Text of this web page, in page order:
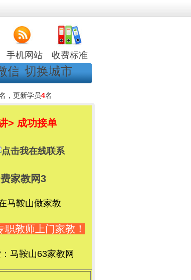
手机网站 收费标准
信 切换城市
，更新学员4名
> 成功接单
家教网3
马鞍山做家教
教师上门家教！
马鞍山63家教网